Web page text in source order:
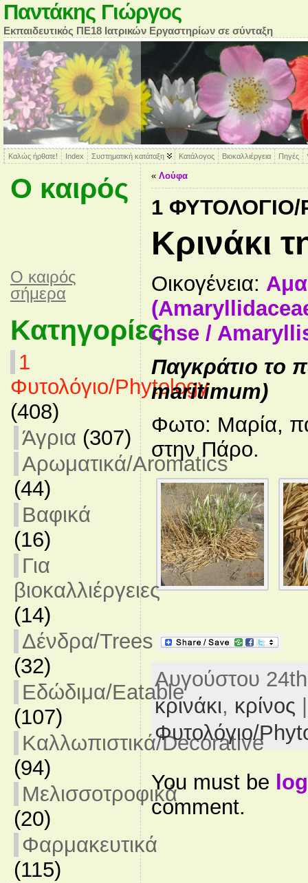
Παντάκης Γιώργος
Εκπαιδευτικός ΠΕ18 Ιατρικών Εργαστηρίων σε σύνταξη
Καλώς ήρθατε! Index Συστηματική κατάταξη Κατάλογος Βιοκαλλιέργεια Πηγές
Ο καιρός
O καιρός
σήμερα
Κατηγορίες
1
Φυτολόγιο/Phytology
(408)
Άγρια (307)
Αρωματικά/Aromatics
(44)
Βαφικά
(16)
Για
βιοκαλλιέργειες
(14)
Δένδρα/Trees
(32)
Εδώδιμα/Eatable
(107)
Καλλωπιστικά/Decorative
(94)
Μελισσοτροφικά
(20)
Φαρμακευτικά
(115)
« Λούφα
1 ΦΥΤΟΛΌΓΙΟ/
Κρινάκι
Οικογένεια:
chse /
Παγκράτιο το
maritimum)
Φωτο: Μαρία,
στην Πάρο.
Αυγούστου
κρινάκι, κρίνος
Φυτολόγιο/
You must be
comment.